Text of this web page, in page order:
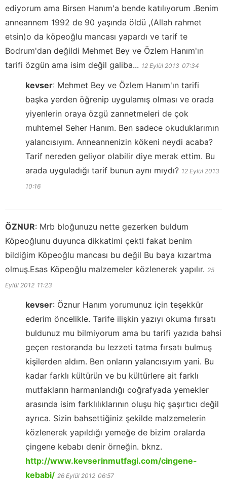
ediyorum ama Birsen Hanım'a bende katılıyorum .Benim
anneannem 1992 de 90 yaşında öldü ,(Allah rahmet
etsin)o da köpeoğlu mancası yapardı ve tarif te
Bodrum'dan değildi Mehmet Bey ve Özlem Hanım'ın
tarifi özgün ama isim değil galiba... 12 Eylül 2013 07:34
kevser: Mehmet Bey ve Özlem Hanım'ın tarifi
başka yerden öğrenip uygulamış olması ve orada
yiyenlerin oraya özgü zannetmeleri de çok
muhtemel Seher Hanım. Ben sadece okuduklarımın
yalancısıyım. Anneannenizin kökeni neydi acaba?
Tarif nereden geliyor olabilir diye merak ettim. Bu
arada uyguladığı tarif bunun aynı mıydı? 12 Eylül 2013
10:16
ÖZNUR: Mrb bloğunuzu nette gezerken buldum
Köpeoğlunu duyunca dikkatimi çekti fakat benim
bildiğim Köpeoğlu mancası bu değil Bu baya kızartma
olmuş.Esas Köpeoğlu malzemeler közlenerek yapılır. 25
Eylül 2012 11:23
kevser: Öznur Hanım yorumunuz için teşekkür
ederim öncelikle. Tarife ilişkin yazıyı okuma fırsatı
buldunuz mu bilmiyorum ama bu tarifi yazıda bahsi
geçen restoranda bu lezzeti tatma fırsatı bulmuş
kişilerden aldım. Ben onların yalancısıyım yani. Bu
kadar farklı kültürün ve bu kültürlere ait farklı
mutfakların harmanlandığı coğrafyada yemekler
arasında isim farklılıklarının oluşu hiç şaşırtıcı değil
ayrıca. Sizin bahsettiğiniz şekilde malzemelerin
közlenerek yapıldığı yemeğe de bizim oralarda
çingene kebabı denir örneğin. bknz.
http://www.kevserinmutfagi.com/cingene-
kebabi/ 26 Eylül 2012 06:57